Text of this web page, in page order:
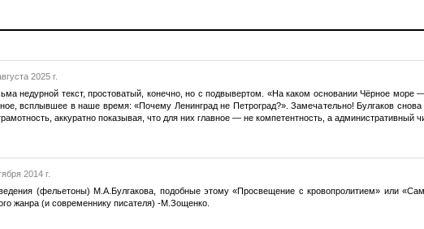
2025 г.
недурной текст, простоватый, конечно, но с подвывертом. «На каком основании Чёрное море
всплывшее в наше время: «Почему Ленинград не Петроград?». Замечательно! Булгаков
аккуратно показывая, что для них главное — не компетентность, а административный
2014 г.
(фельетоны) М.А.Булгакова, подобные этому «Просвещение с кровопролитием» или
жанра (и современнику писателя) -М.Зощенко.